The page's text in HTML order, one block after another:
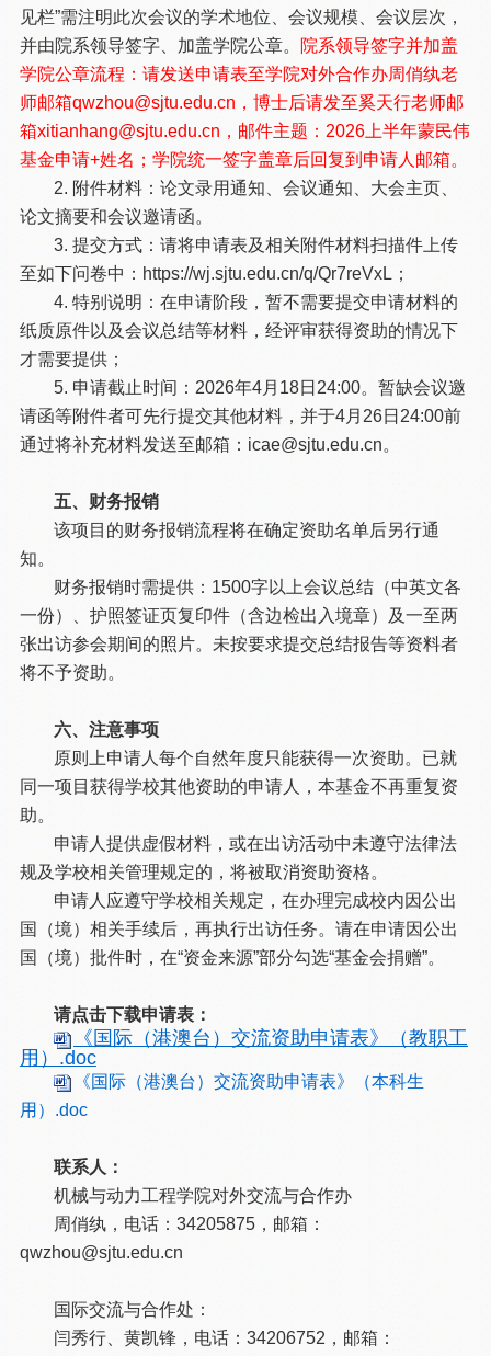
见栏”需注明此次会议的学术地位、会议规模、会议层次，
并由院系领导签字、加盖学院公章。
院系领导签字并加盖
学院公章流程：请发送申请表至学院对外合作办周俏纨老
师邮箱qwzhou@sjtu.edu.cn，博士后请发至奚天行老师邮
箱xitianhang@sjtu.edu.cn，邮件主题：2026上半年蒙民伟
基金申请+姓名；学院统一签字盖章后回复到申请人邮箱。
2. 附件材料：论文录用通知、会议通知、大会主页、
论文摘要和会议邀请函。
3. 提交方式：请将申请表及相关附件材料扫描件上传
至如下问卷中：https://wj.sjtu.edu.cn/q/Qr7reVxL；
4. 特别说明：在申请阶段，暂不需要提交申请材料的
纸质原件以及会议总结等材料，经评审获得资助的情况下
才需要提供；
5. 申请截止时间：2026年4月18日24:00。暂缺会议邀
请函等附件者可先行提交其他材料，并于4月26日24:00前
通过将补充材料发送至邮箱：icae@sjtu.edu.cn。
五、财务报销
该项目的财务报销流程将在确定资助名单后另行通
知。
财务报销时需提供：1500字以上会议总结（中英文各
一份）、护照签证页复印件（含边检出入境章）及一至两
张出访参会期间的照片。未按要求提交总结报告等资料者
将不予资助。
六、注意事项
原则上申请人每个自然年度只能获得一次资助。已就
同一项目获得学校其他资助的申请人，本基金不再重复资
助。
申请人提供虚假材料，或在出访活动中未遵守法律法
规及学校相关管理规定的，将被取消资助资格。
申请人应遵守学校相关规定，在办理完成校内因公出
国（境）相关手续后，再执行出访任务。请在申请因公出
国（境）批件时，在“资金来源”部分勾选“基金会捐赠”。
请点击下载申请表：
《国际（港澳台）交流资助申请表》（教职工
用）.doc
《国际（港澳台）交流资助申请表》（本科生
用）.doc
联系人：
机械与动力工程学院对外交流与合作办
周俏纨，电话：34205875，邮箱：
qwzhou@sjtu.edu.cn
国际交流与合作处：
闫秀行、黄凯锋，电话：34206752，邮箱：